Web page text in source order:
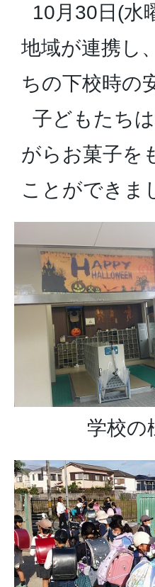
10月30日(水
地域が連携し
ちの下校時の
子どもたち
がらお菓子を
ことができま
学校の